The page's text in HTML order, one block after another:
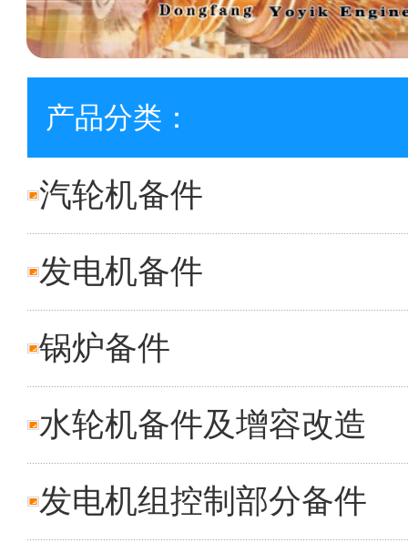
产品分类：
汽轮机备件
发电机备件
锅炉备件
水轮机备件及增容改造
发电机组控制部分备件